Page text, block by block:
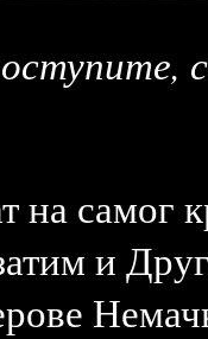
на самог
и